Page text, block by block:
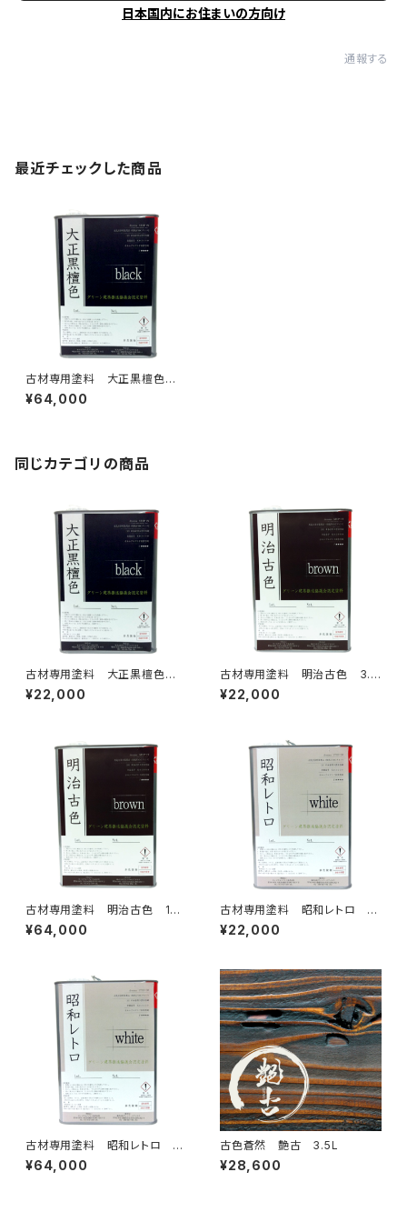
日本国内にお住まいの方向け
通報する
最近チェックした商品
古材専用塗料 大正黒檀色 1
5kg
¥64,000
同じカテゴリの商品
古材専用塗料 大正黒檀色
3.5kg
¥22,000
古材専用塗料 明治古色 3.5
kg
¥22,000
古材専用塗料 明治古色 15k
g
¥64,000
古材専用塗料 昭和レトロ 3.
5kg
¥22,000
古材専用塗料 昭和レトロ 15
kg
¥64,000
古色蒼然 艶古 3.5L
¥28,600